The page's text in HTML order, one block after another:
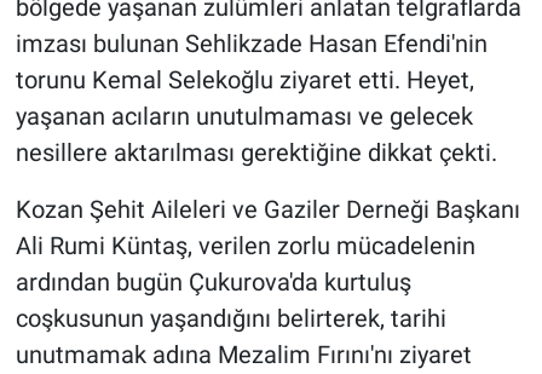
bölgede yaşanan zulümleri anlatan telgraflarda
imzası bulunan Sehlikzade Hasan Efendi'nin
torunu Kemal Selekoğlu ziyaret etti. Heyet,
yaşanan acıların unutulmaması ve gelecek
nesillere aktarılması gerektiğine dikkat çekti.
Kozan Şehit Aileleri ve Gaziler Derneği Başkanı
Ali Rumi Küntaş, verilen zorlu mücadelenin
ardından bugün Çukurova'da kurtuluş
coşkusunun yaşandığını belirterek, tarihi
unutmamak adına Mezalim Fırını'nı ziyaret